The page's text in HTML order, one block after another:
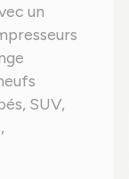
un
SUV,